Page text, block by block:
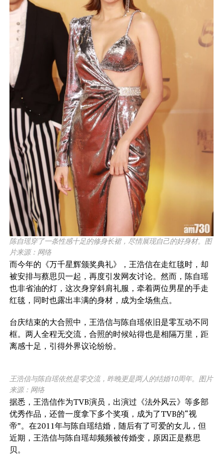
陈自瑶穿了一条性感十足的修身长裙，尽情展现自己的好身材。图
片来源：网络
而今年的《万千星辉颁奖典礼》，王浩信在走红毯时，却
被安排与蔡思贝一起，再度引发网友讨论。然而，陈自瑶
也非省油的灯，这次身穿斜肩礼服，牵着两位男星的手走
红毯，同时也露出丰满的身材，成为全场焦点。
台庆结束的大合照中，王浩信与陈自瑶依旧是零互动不同
框。两人全程无交流，合照的时候站得也是相隔万里，距
离感十足，引得外界议论纷纷。
王浩信与陈自瑶依然是零交流，昨晚更是两人的结婚10周年。图片
来源：网络
据悉，王浩信作为TVB演员，出演过《法外风云》等多部
优秀作品，还曾一度拿下多个奖项，成为了TVB的“视
帝”。在2011年与陈自瑶结婚，随后有了可爱的女儿，但
近期，王浩信与陈自瑶却频频被传婚变，原因正是蔡思
贝。